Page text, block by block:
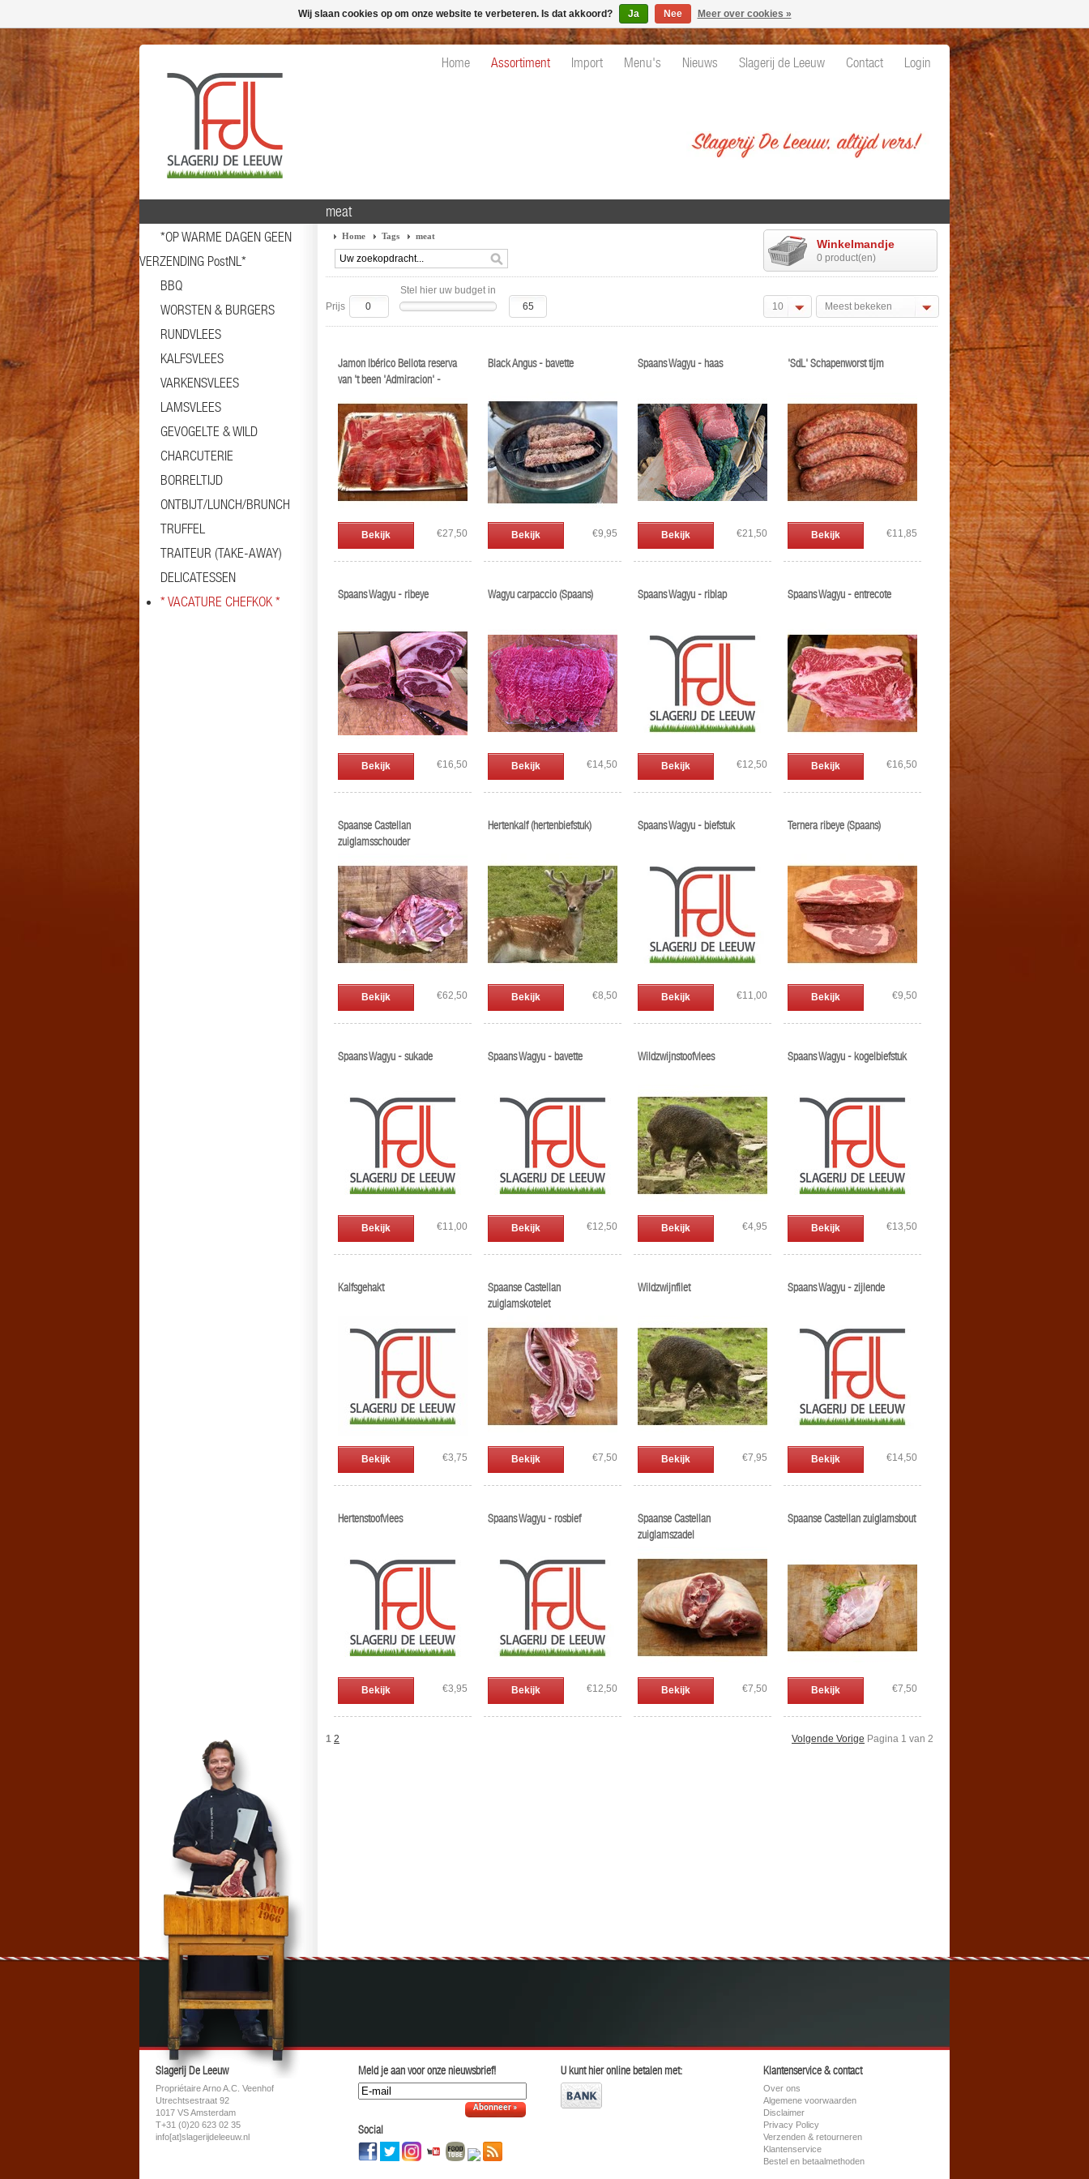
Home Assortiment Import Menu's Nieuws Slagerij de Leeuw Contact Login
*OP WARME DAGEN GEEN
VERZENDING PostNL*
BBQ
WORSTEN & BURGERS
RUNDVLEES
KALFSVLEES
VARKENSVLEES
LAMSVLEES
GEVOGELTE & WILD
CHARCUTERIE
BORRELTIJD
ONTBIJT/LUNCH/BRUNCH
TRUFFEL
TRAITEUR (TAKE-AWAY)
DELICATESSEN
* VACATURE CHEFKOK *
meat
Home Tags meat
Winkelmandje
0 product(en)
Stel hier uw budget in
Prijs
10 Meest bekeken
Jamon Ibérico Bellota reserva
van 't been 'Admiracion' -
Bekijk €27,50
Black Angus - bavette
Bekijk €9,95
Spaans Wagyu - haas
Bekijk €21,50
'SdL' Schapenworst tijm
Bekijk €11,85
Spaans Wagyu - ribeye
Bekijk €16,50
Wagyu carpaccio (Spaans)
Bekijk €14,50
Spaans Wagyu - riblap
Bekijk €12,50
Spaans Wagyu - entrecote
Bekijk €16,50
Spaanse Castellan
zuiglamsschouder
Bekijk €62,50
Hertenkalf (hertenbiefstuk)
Bekijk €8,50
Spaans Wagyu - biefstuk
Bekijk €11,00
Ternera ribeye (Spaans)
Bekijk €9,50
Spaans Wagyu - sukade
Bekijk €11,00
Spaans Wagyu - bavette
Bekijk €12,50
Wildzwijnstoofvlees
Bekijk €4,95
Spaans Wagyu - kogelbiefstuk
Bekijk €13,50
Kalfsgehakt
Bekijk €3,75
Spaanse Castellan
zuiglamskotelet
Bekijk €7,50
Wildzwijnfilet
Bekijk €7,95
Spaans Wagyu - zijlende
Bekijk €14,50
Hertenstoofvlees
Bekijk €3,95
Spaans Wagyu - rosbief
Bekijk €12,50
Spaanse Castellan
zuiglamszadel
Bekijk €7,50
Spaanse Castellan zuiglamsbout
Bekijk €7,50
1 2 Volgende Vorige Pagina 1 van 2
Slagerij De Leeuw
Propriétaire Arno A.C. Veenhof
Utrechtsestraat 92
1017 VS Amsterdam
T+31 (0)20 623 02 35
info[at]slagerijdeleeuw.nl
Meld je aan voor onze nieuwsbrief!
Abonneer »
Social
U kunt hier online betalen met: Klantenservice & contact
Over ons
Algemene voorwaarden
Disclaimer
Privacy Policy
Verzenden & retourneren
Klantenservice
Bestel en betaalmethoden
Wij slaan cookies op om onze website te verbeteren. Is dat akkoord? Ja Nee Meer over cookies »